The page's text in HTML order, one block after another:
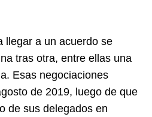
llegar a un acuerdo se
tras otra, entre ellas una
Esas negociaciones
de 2019, luego de que
de sus delegados en